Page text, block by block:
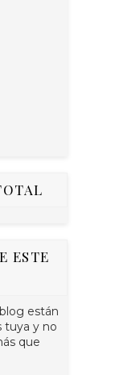
ESTE
están
tuya y no
que